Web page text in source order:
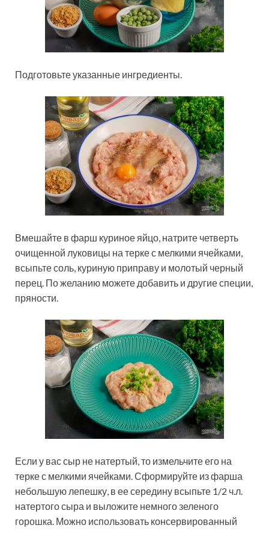
Подготовьте указанные ингредиенты.
Вмешайте в фарш куриное яйцо, натрите четверть
очищенной луковицы на терке с мелкими ячейками,
всыпьте соль, куриную приправу и молотый черный
перец. По желанию можете добавить и другие специи,
пряности.
Если у вас сыр не натертый, то измельчите его на
терке с мелкими ячейками. Сформируйте из фарша
небольшую лепешку, в ее середину всыпьте 1/2 ч.л.
натертого сыра и выложите немного зеленого
горошка. Можно использовать консервированный